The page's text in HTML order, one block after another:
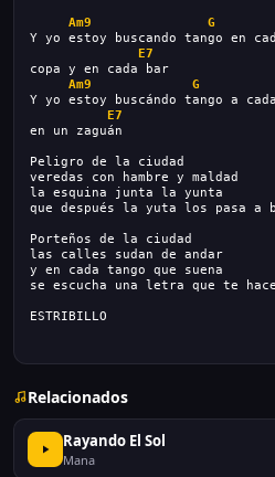
Am9 G
Y yo estoy buscando tango en
E7
copa y en cada bar
Am9
G
Y yo estoy buscándo tango a
E7
en un zaguán
Peligro de la ciudad
veredas con hambre y maldad
la esquina junta la yunta
que después la yuta los pasa a
Porteños de la ciudad
las calles sudan de andar
y en cada tango que suena
se escucha una letra que te
ESTRIBILLO
Relacionados
Rayando El Sol
Mana